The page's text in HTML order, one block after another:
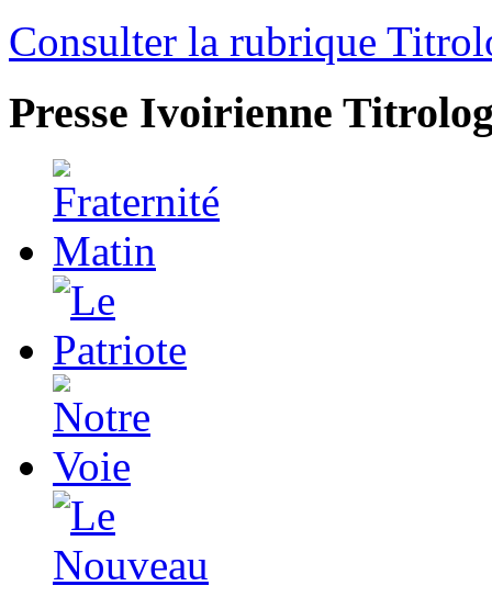
Consulter la rubrique
Presse Ivoirienne